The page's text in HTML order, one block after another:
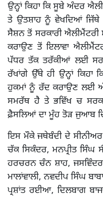
ਉਨ੍ਹਾਂ ਕਿਹਾ ਕਿ ਸੂਬੇ ਅੰਦਰ
ਤੇ ਉਤਸ਼ਾਹ ਨੂੰ ਵੇਖਦਿਆਂ ਜਿੱਥੇ
ਸੈਸ਼ਨ ਤੋਂ ਸਰਕਾਰੀ ਐਲੀਮੈਂਟਰੀ
ਕਰਾਉਣ ਤੋਂ ਇਲਾਵਾ
ਪੱਧਰ ਤੱਕ ਤਰੱਕੀਆਂ ਲਈ
ਰੱਖਾਂਗੇ ਉੱਥੇ ਹੀ ਉਨ੍ਹਾਂ ਕਿਹਾ
ਹੁਕਮਾਂ ਨੂੰ ਰੱਦ ਕਰਾਉਣ ਲਈ
ਸਮਰੱਥ ਹੈ ਤੇ ਭਵਿੱਖ ਚ
ਫ਼ੈਸਲਿਆਂ ਦਾ ਮੂੰਹ ਤੋੜ ਜੁਆਬ
ਇਸ ਮੌਕੇ ਜਥੇਬੰਦੀ ਦੇ
ਚੱਕ ਸਿਕੰਦਰ, ਮਨਪ੍ਰੀਤ ਸਿੰਘ
ਹਰਚਰਨ ਚੰਨ ਸ਼ਾਹ,
ਮਾਲਾਂਵਾਲੀ, ਨਵਦੀਪ ਸਿੰਘ
ਪ੍ਰਸ਼ਾਂਤ ਰਈਆ, ਦਿਲਬਾਗ